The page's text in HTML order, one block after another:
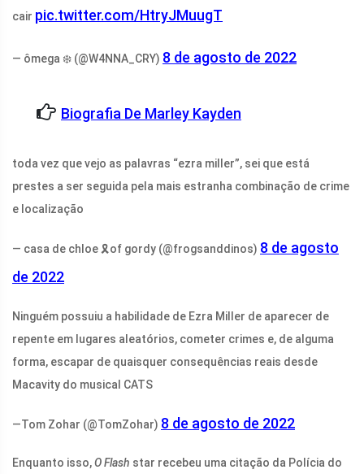
cair pic.twitter.com/HtryJMuugT
— ômega ❄️ (@W4NNA_CRY) 8 de agosto de 2022
Biografia De Marley Kayden
toda vez que vejo as palavras “ezra miller”, sei que está
prestes a ser seguida pela mais estranha combinação de crime
e localização
— casa de chloe 🎗of gordy (@frogsanddinos) 8 de agosto
de 2022
Ninguém possuiu a habilidade de Ezra Miller de aparecer de
repente em lugares aleatórios, cometer crimes e, de alguma
forma, escapar de quaisquer consequências reais desde
Macavity do musical CATS
—Tom Zohar (@TomZohar) 8 de agosto de 2022
Enquanto isso,O Flash star recebeu uma citação da Polícia do